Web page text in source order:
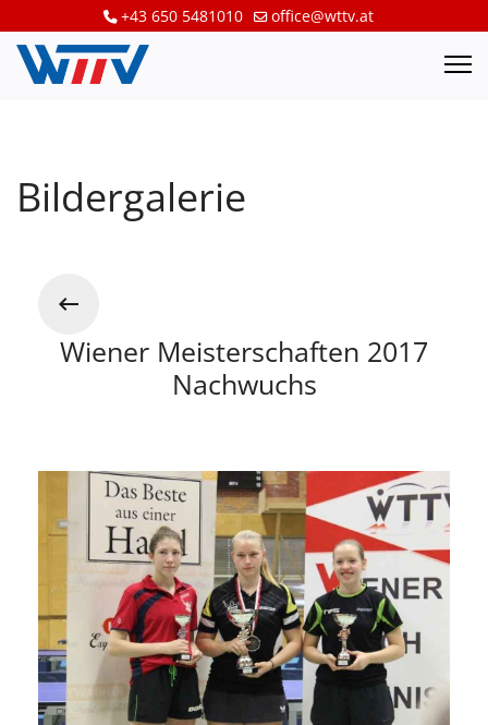
+43 650 5481010 office@wttv.at
Bildergalerie
Wiener Meisterschaften 2017
Nachwuchs